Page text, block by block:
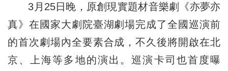
3月25日晚，原創現實題材音樂劇《亦夢亦
真》在國家大劇院臺湖劇場完成了全國巡演前
的首次劇場內全要素合成，不久後將開啟在北
京、上海等多地的演出。巡演卡司也首度曝